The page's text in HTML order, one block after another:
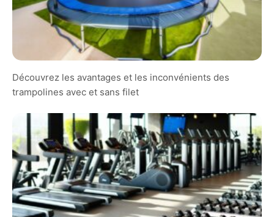
Découvrez les avantages et les inconvénients des
trampolines avec et sans filet